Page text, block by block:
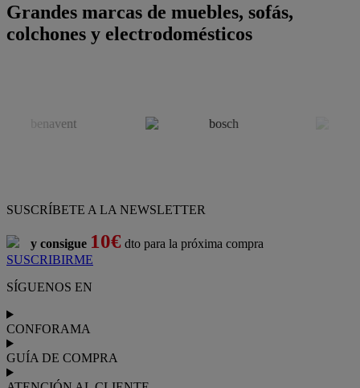
Grandes marcas de muebles, sofás,
colchones y electrodomésticos
SUSCRÍBETE A LA NEWSLETTER
y consigue 10€ dto para la próxima compra
SUSCRIBIRME
SÍGUENOS EN
CONFORAMA
GUÍA DE COMPRA